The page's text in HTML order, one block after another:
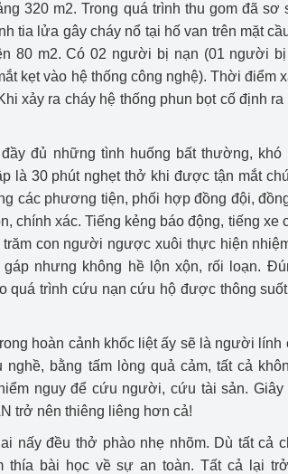
320 m2. Trong quá trình thu gom đã sơ
tia lửa gây cháy nổ tại hố van trên mặt
80 m2. Có 02 người bị nạn (01 người
kẹt vào hệ thống công nghệ). Thời điểm
xảy ra cháy hệ thống phun bọt cố định
đủ những tình huống bất thường, khó
là 30 phút nghẹt thở khi được tận mắt
các phương tiện, phối hợp đồng đội,
chính xác. Tiếng kẻng báo động, tiếng xe
con người ngược xuôi thực hiện
nhưng không hề lộn xộn, rối loạn.
quá trình cứu nạn cứu hộ được thông
hoàn cảnh khốc liệt ấy sẽ là người lính
bằng tấm lòng quả cảm, tất cả
nguy để cứu người, cứu tài sản. Giây
trở nên thiêng liêng hơn cả!
nấy đều thở phào nhẹ nhõm. Dù tất cả
thía bài học về sự an toàn. Tất cả lại